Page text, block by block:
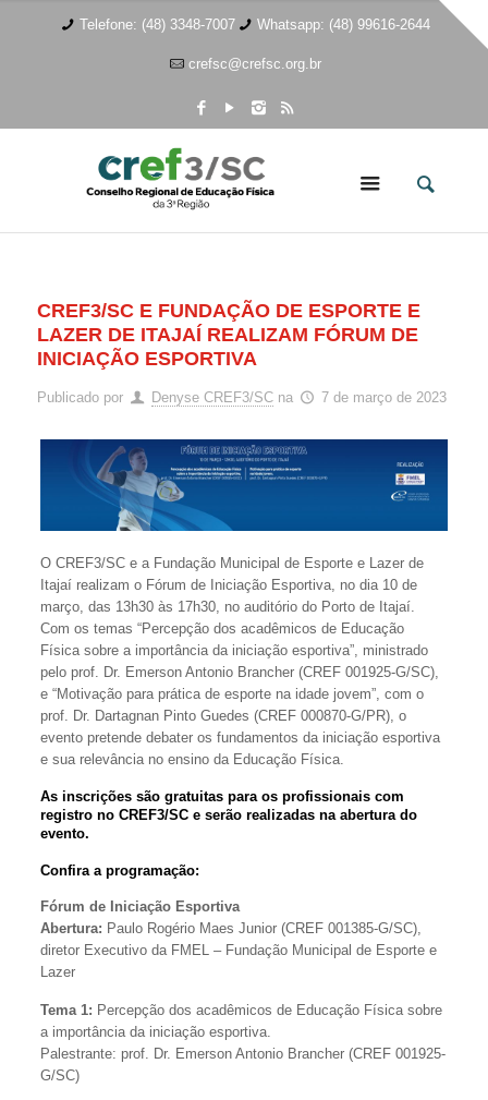
Telefone: (48) 3348-7007 Whatsapp: (48) 99616-2644
crefsc@crefsc.org.br
CREF3/SC E FUNDAÇÃO DE ESPORTE E
LAZER DE ITAJAÍ REALIZAM FÓRUM DE
INICIAÇÃO ESPORTIVA
Publicado por Denyse CREF3/SC na 7 de março de 2023
O CREF3/SC e a Fundação Municipal de Esporte e Lazer de
Itajaí realizam o Fórum de Iniciação Esportiva, no dia 10 de
março, das 13h30 às 17h30, no auditório do Porto de Itajaí.
Com os temas “Percepção dos acadêmicos de Educação
Física sobre a importância da iniciação esportiva”, ministrado
pelo prof. Dr. Emerson Antonio Brancher (CREF 001925-G/SC),
e “Motivação para prática de esporte na idade jovem”, com o
prof. Dr. Dartagnan Pinto Guedes (CREF 000870-G/PR), o
evento pretende debater os fundamentos da iniciação esportiva
e sua relevância no ensino da Educação Física.
As inscrições são gratuitas para os profissionais com
registro no CREF3/SC e serão realizadas na abertura do
evento.
Confira a programação:
Fórum de Iniciação Esportiva
Abertura: Paulo Rogério Maes Junior (CREF 001385-G/SC),
diretor Executivo da FMEL – Fundação Municipal de Esporte e
Lazer
Tema 1: Percepção dos acadêmicos de Educação Física sobre
a importância da iniciação esportiva.
Palestrante: prof. Dr. Emerson Antonio Brancher (CREF 001925-
G/SC)